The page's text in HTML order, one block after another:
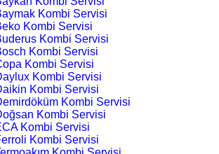
Kombi Servisi
Kombi Servisi
Kombi Servisi
Kombi Servisi
Kombi Servisi
Kombi Servisi
Kombi Servisi
Kombi Servisi
Kombi Servisi
Kombi Servisi
Kombi Servisi